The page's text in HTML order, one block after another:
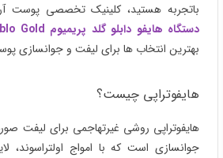
باتجربه هستید، کلینیک تخصصی پوست
دستگاه هایفو دابلو گلد پریمیوم Premium Doublo Gold
بهترین انتخاب‌ ها برای لیفت و جوانسازی
هایفوتراپی چیست؟
هایفوتراپی روشی غیرتهاجمی برای
جوانسازی است که با امواج